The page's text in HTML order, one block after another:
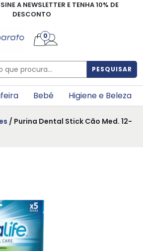
A NEWSLETTER E TENHA 10% DE
DESCONTO
PESQUISAR
0
Bebé Higiene e Beleza
/ Purina Dental Stick Cão Med. 12-